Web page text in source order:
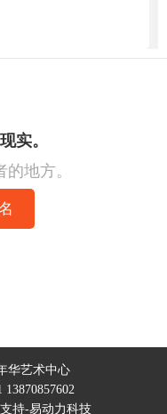
您。
华艺术中心
13870857602
持-易动力科技